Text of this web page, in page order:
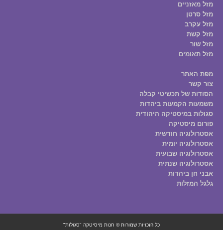
מזל מאזניים
מזל סרטן
מזל עקרב
מזל קשת
מזל שור
מזל תאומים
מפת האתר
צור קשר
הסודות של תכשיטי קבלה
משמעות הקמעות ביהדות
סגולות במיסטיקה היהודית
פורום מיסטיקה
אסטרולוגיה חודשית
אסטרולוגיה יומית
אסטרולוגיה שבועית
אסטרולוגיה שנתית
אבני חן ביהדות
גלגל המזלות
כל הזכויות שמורות © חנות מיסיטקה "סגולות"